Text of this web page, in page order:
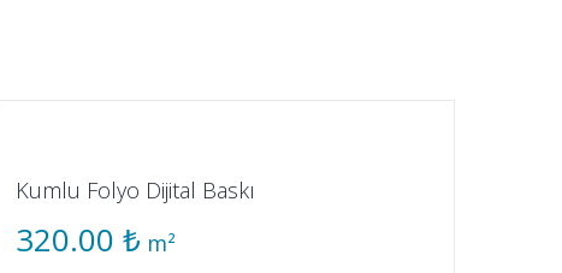
Kumlu Folyo Dijital Baskı
320.00₺ m²